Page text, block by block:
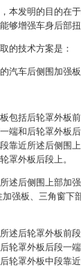
本发明的目的在
够增强车身后部扭
的技术方案是：
汽车后侧围加强
包括后轮罩外板
端和后轮罩外板
靠近所述后侧围
罩外板后段上。
述后侧围上部加
强板、三角窗下
述后轮罩外板前
轮罩外板后段一
轮罩外板中段靠